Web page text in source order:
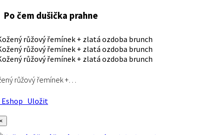
Po čem dušička prahne
růžový řemínek +…
Uložit